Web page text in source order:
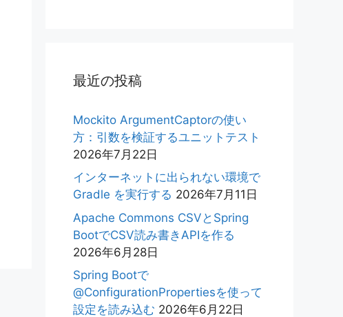
最近の投稿
Mockito ArgumentCaptorの使い
方：引数を検証するユニットテスト
2026年7月22日
インターネットに出られない環境で
Gradle を実行する 2026年7月11日
Apache Commons CSVとSpring
BootでCSV読み書きAPIを作る
2026年6月28日
Spring Bootで
@ConfigurationPropertiesを使って
設定を読み込む 2026年6月22日